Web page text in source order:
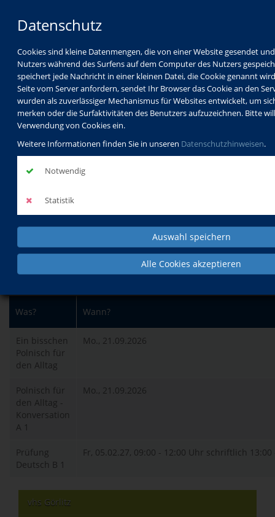
Datenschutz
Cookies sind kleine Datenmengen, die von einer Website gesendet
Nutzers während des Surfens auf dem Computer des Nutzers
speichert jede Nachricht in einer kleinen Datei, die Cookie genannt
Seite vom Server anfordern, sendet Ihr Browser das Cookie an den
wurden als zuverlässiger Mechanismus für Websites entwickelt, um
merken oder die Surfaktivitäten des Benutzers aufzuzeichnen. Bitte
Verwendung von Cookies ein.
Weitere Informationen finden Sie in unseren Datenschutzhinweisen.
Notwendig
Statistik
Auswahl speichern
Alle Cookies akzeptieren
vhs Görlitz
Kursleiterverzeichnis
Agnieszka Dedek
Agnieszka
Dedek
Dozentinnenprofil
Kurse der Dozentin
Was? Wann?
Ein bisschen
Polnisch für
den Alltag
Mo., 21.09.2026
Polnisch für
den Alltag -
Konversation
A 1
Mo., 21.09.2026
Prüfung
Deutsch B 1
Fr, 05.02.27, 09:00 - 12:00 Uhr schriftlich
vhs Görlitz